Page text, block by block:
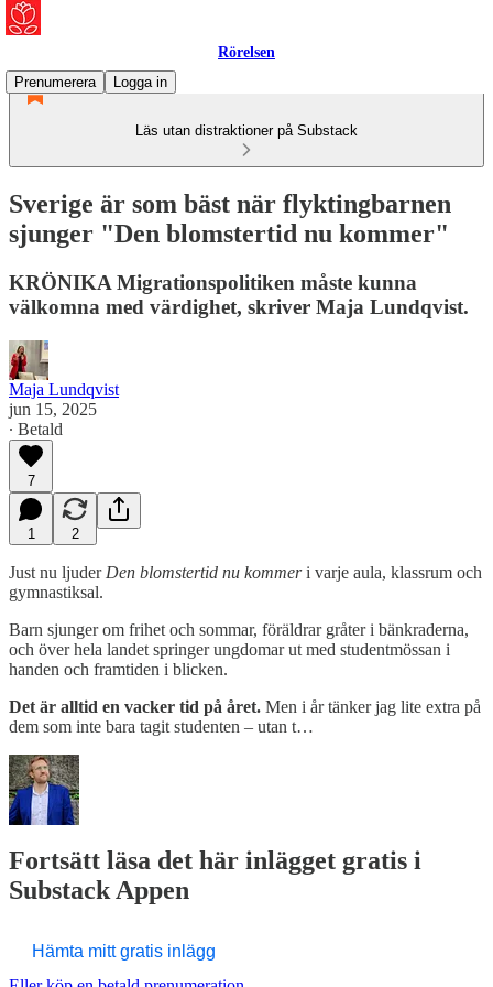
Rörelsen
Prenumerera
Logga in
Läs utan distraktioner på Substack
Sverige är som bäst när flyktingbarnen
sjunger "Den blomstertid nu kommer"
KRÖNIKA Migrationspolitiken måste kunna
välkomna med värdighet, skriver Maja Lundqvist.
Maja Lundqvist
jun 15, 2025
∙ Betald
7
1 2
Just nu ljuder Den blomstertid nu kommeri varje aula, klassrum och
gymnastiksal.
Barn sjunger om frihet och sommar, föräldrar gråter i bänkraderna,
och över hela landet springer ungdomar ut med studentmössan i
handen och framtiden i blicken.
Det är alltid en vacker tid på året. Men i år tänker jag lite extra på
dem som inte bara tagit studenten – utan t…
Fortsätt läsa det här inlägget gratis i
Substack Appen
Hämta mitt gratis inlägg